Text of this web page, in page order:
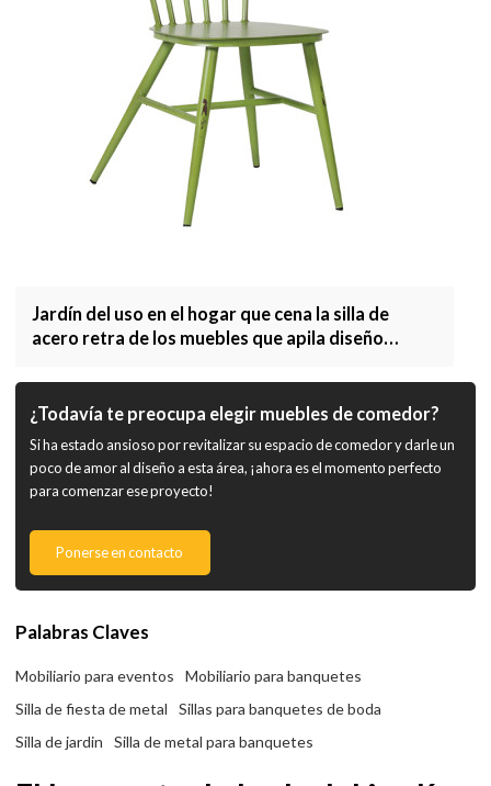
Jardín del uso en el hogar que cena la silla de
acero retra de los muebles que apila diseño
¿Todavía te preocupa elegir muebles de comedor?
Si ha estado ansioso por revitalizar su espacio de comedor y darle un
poco de amor al diseño a esta área, ¡ahora es el momento perfecto
para comenzar ese proyecto!
Ponerse en contacto
Palabras Claves
Mobiliario para eventos
Mobiliario para banquetes
Silla de fiesta de metal
Sillas para banquetes de boda
Silla de jardin
Silla de metal para banquetes